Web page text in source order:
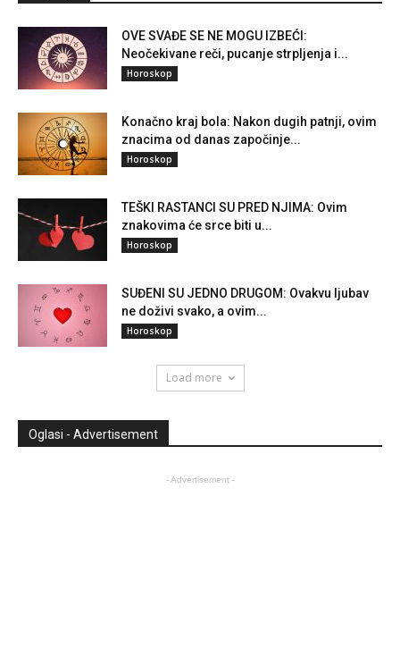
OVE SVAĐE SE NE MOGU IZBEĆI:
Neočekivane reči, pucanje strpljenja i...
Horoskop
Konačno kraj bola: Nakon dugih patnji, ovim
znacima od danas započinje...
Horoskop
TEŠKI RASTANCI SU PRED NJIMA: Ovim
znakovima će srce biti u...
Horoskop
SUĐENI SU JEDNO DRUGOM: Ovakvu ljubav
ne doživi svako, a ovim...
Horoskop
Load more
Oglasi - Advertisement
- Advertisement -